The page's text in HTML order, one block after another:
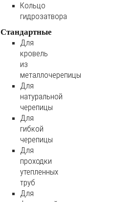
Кольцо
гидрозатвора
Стандартные
Для
кровель
из
металлочерепицы
Для
натуральной
черепицы
Для
гибкой
черепицы
Для
проходки
утепленных
труб
Для